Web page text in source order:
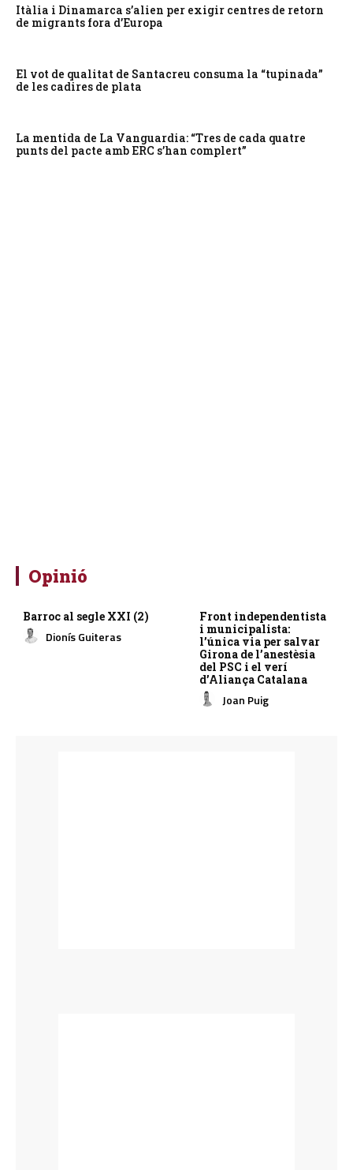
Itàlia i Dinamarca s’alien per exigir centres de retorn
de migrants fora d’Europa
El vot de qualitat de Santacreu consuma la “tupinada”
de les cadires de plata
La mentida de La Vanguardia: “Tres de cada quatre
punts del pacte amb ERC s’han complert”
Opinió
Barroc al segle XXI (2)
Dionís Guiteras
Front independentista
i municipalista:
l’única via per salvar
Girona de l’anestèsia
del PSC i el verí
d’Aliança Catalana
Joan Puig